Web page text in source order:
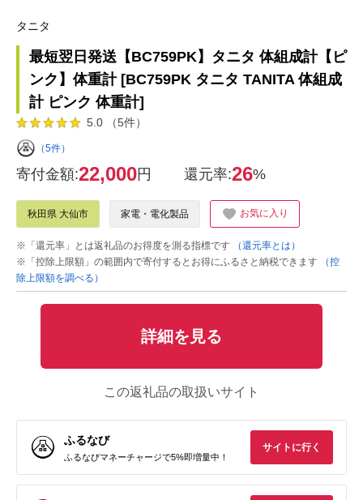
タニタ
最短翌日発送【BC759PK】タニタ 体組成計【ピ
ンク】体重計 [BC759PK タニタ TANITA 体組成
計 ピンク 体重計]
5.0 （5件）
（5件）
寄付金額:22,000円 還元率:26%
秋田県 大仙市 家電・電化製品 お気に入り
※「還元率」とは返礼品のお得度を測る指標です
（還元率とは）
※「控除上限額」の範囲内で寄付するとお得にふるさと納税できます
（控
除上限額を調べる）
詳細を見る
この返礼品の取扱いサイト
ふるなび
ふるなびマネーチャージで5%即増量中！
サイトに行く